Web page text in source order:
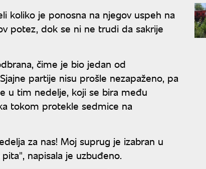
koliko je ponosna na njegov uspeh na
potez, dok se ni ne trudi da sakrije
čime je bio jedan od
partije nisu prošle nezapaženo, pa
u tim nedelje, koji se bira među
tokom protekle sedmice na
za nas! Moj suprug je izabran u
napisala je uzbuđeno.